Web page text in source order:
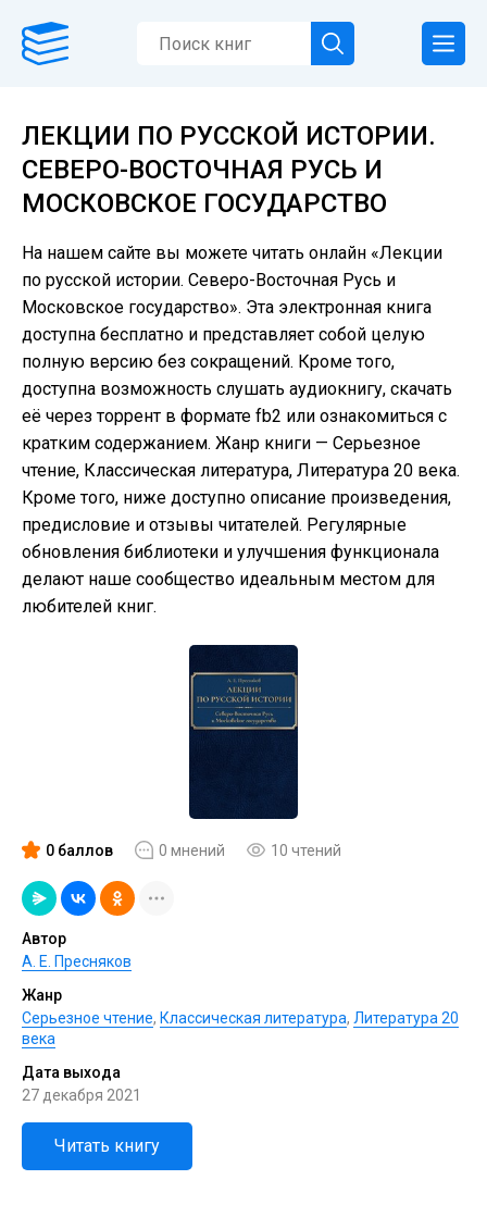
ЛЕКЦИИ ПО РУССКОЙ ИСТОРИИ.
СЕВЕРО-ВОСТОЧНАЯ РУСЬ И
МОСКОВСКОЕ ГОСУДАРСТВО
На нашем сайте вы можете читать онлайн «Лекции
по русской истории. Северо-Восточная Русь и
Московское государство». Эта электронная книга
доступна бесплатно и представляет собой целую
полную версию без сокращений. Кроме того,
доступна возможность слушать аудиокнигу, скачать
её через торрент в формате fb2 или ознакомиться с
кратким содержанием. Жанр книги — Серьезное
чтение, Классическая литература, Литература 20 века.
Кроме того, ниже доступно описание произведения,
предисловие и отзывы читателей. Регулярные
обновления библиотеки и улучшения функционала
делают наше сообщество идеальным местом для
любителей книг.
0 баллов 0 мнений 10 чтений
Автор
А. Е. Пресняков
Жанр
Серьезное чтение, Классическая литература, Литература 20
века
Дата выхода
27 декабря 2021
Читать книгу